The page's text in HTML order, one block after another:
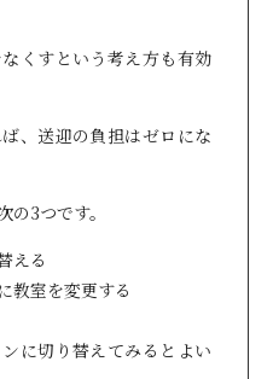
くすという考え方も有効
、送迎の負担はゼロにな
3つです。
える
教室を変更する
に切り替えてみるとよい